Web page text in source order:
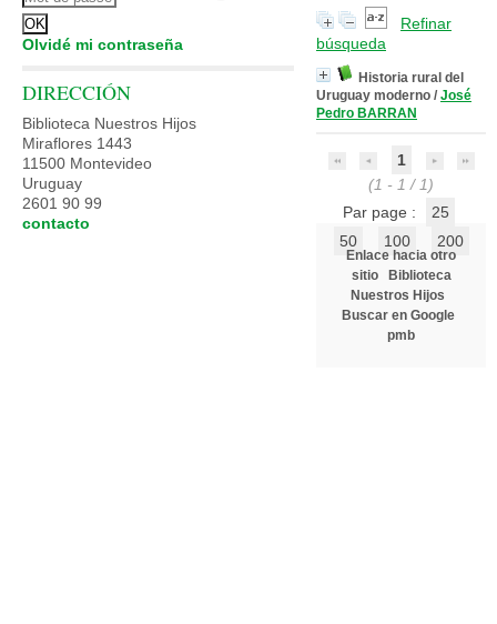
Refinar
búsqueda
Historia rural del
Uruguay moderno / José
Pedro BARRAN
1
(1 - 1 / 1)
Par page :
25
50
100 200
Enlace hacia otro
sitio
Biblioteca
Nuestros Hijos
Buscar en Google
pmb
Olvidé mi contraseña
DIRECCIÓN
Biblioteca Nuestros Hijos
Miraflores 1443
11500 Montevideo
Uruguay
2601 90 99
contacto